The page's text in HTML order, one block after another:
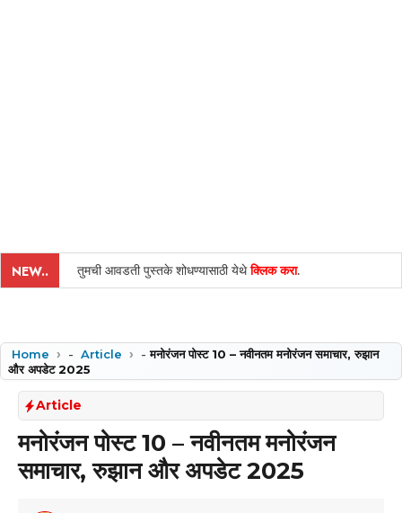
NEW.. तुमची आवडती पुस्तके शोधण्यासाठी येथेक्लिक करा.
Home - Article -मनोरंजन पोस्ट 10 – नवीनतम मनोरंजन समाचार, रुझान
और अपडेट 2025
Article
मनोरंजन पोस्ट 10 – नवीनतम मनोरंजन
समाचार, रुझान और अपडेट 2025